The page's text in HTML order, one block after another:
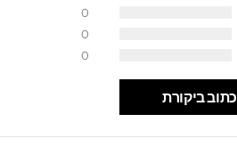
0
0
0
כתוב ביקורת